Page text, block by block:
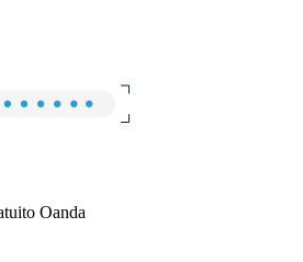
Oanda